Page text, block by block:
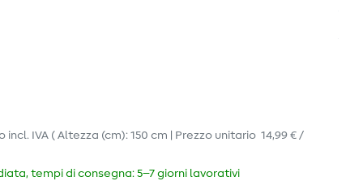
incl. IVA ( Altezza (cm): 150 cm | Prezzo unitario 14,99 € /
tempi di consegna: 5–7 giorni lavorativi